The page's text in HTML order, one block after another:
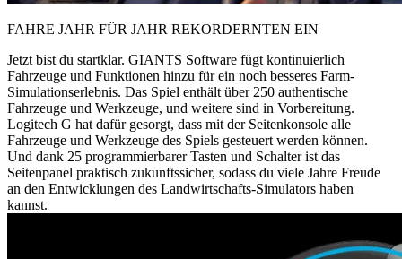
FAHRE JAHR FÜR JAHR REKORDERNTEN EIN
Jetzt bist du startklar. GIANTS Software fügt kontinuierlich
Fahrzeuge und Funktionen hinzu für ein noch besseres Farm-
Simulationserlebnis. Das Spiel enthält über 250 authentische
Fahrzeuge und Werkzeuge, und weitere sind in Vorbereitung.
Logitech G hat dafür gesorgt, dass mit der Seitenkonsole alle
Fahrzeuge und Werkzeuge des Spiels gesteuert werden können.
Und dank 25 programmierbarer Tasten und Schalter ist das
Seitenpanel praktisch zukunftssicher, sodass du viele Jahre Freude
an den Entwicklungen des Landwirtschafts-Simulators haben
kannst.